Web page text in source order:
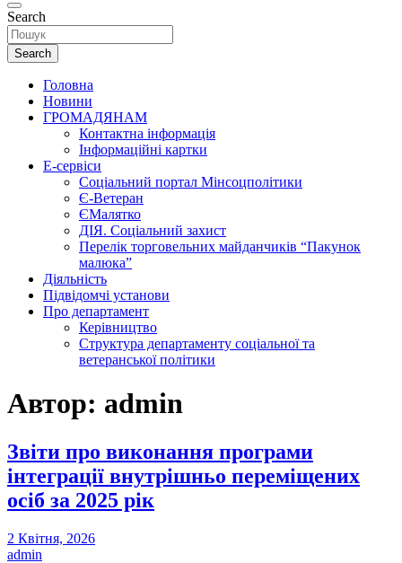
Search
Search
Головна
Новини
ГРОМАДЯНАМ
Контактна інформація
Інформаційні картки
Е-сервіси
Соціальний портал Мінсоцполітики
Є-Ветеран
ЄМалятко
ДІЯ. Соціальний захист
Перелік торговельних майданчиків “Пакунок
малюка”
Діяльність
Підвідомчі установи
Про департамент
Керівництво
Структура департаменту соціальної та
ветеранської політики
Автор: admin
Звіти про виконання програми
інтеграції внутрішньо переміщених
осіб за 2025 рік
2 Квітня, 2026
admin